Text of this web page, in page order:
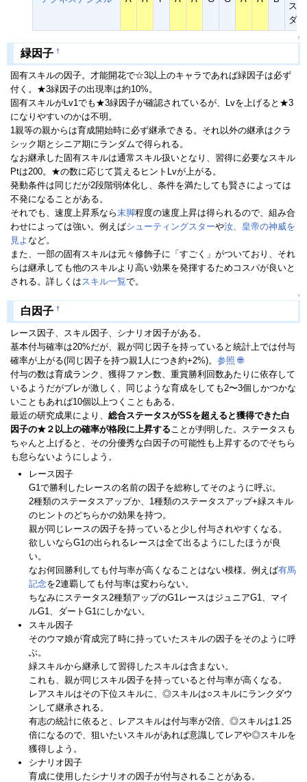
ス
ダ
↑
緑因子 †
固有スキルの因子。才能開花で☆3以上のキャラであれば緑因子は必ず
付く。★3緑因子の出現率は約10%。
固有スキルがLv1でも★3緑因子が確認されているが、Lvを上げると★3
になりやすいのかは不明。
1親等の親からは育成開始時に必ず継承できる。それ以外の継承はクラ
シック期とシニア期にランダムで得られる。
なお継承した固有スキルは通常スキル扱いとなり、習得に必要なスキル
Ptは200。★の数に応じて貰えるヒントLvが上がる。
発動条件は同じだが2段階弱体化し、条件を満たしても賢さによっては
不発になることがある。
それでも、速度上昇系なら末脚程度の速度上昇は得られるので、組み合
わせによっては強い。例えばシューティングスターや汝、皇帝の神威を
見よ など。
また、一部の固有スキルは元々修飾子に「すごく」がついており、それ
らは継承しても他のスキルより高い効果を発揮するためコスパが良いと
される。詳しくは スキル一覧で。
↑
白因子 †
レース因子、スキル因子、シナリオ因子がある。
基本付与確率は20%だが、親が同じ因子を持っていると統計上では付与
確率が上がる(同じ因子を持つ親1人につき約+2%)。 参照 🌐
付与の数は育成ランク、獲得ファン数、重賞勝利回数あたりに依存して
いるようだがブレが激しく、同じような育成をしても2〜3個しかつかな
いこともあれば10個以上つくこともある。
最近の研究成果により、 総合ステータスがSSを超えると獲得できた白
因子の★２以上の確率が格段に上昇する ことが判明した。ステータスも
ちゃんと上げると、その分優秀な白因子の可能性も上昇するのでそちら
も怠らないようにしよう。
レース因子
G1で勝利したレースの名前の因子を総称してそのように呼ぶ。
2種類のステータスアップか、1種類のステータスアップ+緑スキル
のヒントのどちらかの効果を持つ。
親が同じレースの因子を持っていると少し付与されやすくなる。
欲しいならG1の出られるレースは全て出るようにしたほうが良
い。
なお何回勝利しても付与率が高くなることはない模様。例えば有馬
記念を2連覇しても付与率は変わらない。
ちなみにステータス2種類アップのG1レースはジュニアG1、マイ
ルG1、ダートG1にしかない。
スキル因子
そのウマ娘が育成完了時に持っていたスキルの因子をそのように呼
ぶ。
緑スキルから継承して習得したスキルは含まない。
これも、親が同じスキル因子を持っていると付与率が高くなる。
レアスキルはその下位スキルに、◎スキルは○スキルにランクダウ
ンして継承される。
有志の統計に依ると、レアスキルは付与率が2倍、◎スキルは1.25
倍になるので、狙いたいスキルがあれば意識してレアや◎スキルを
獲得しよう。
シナリオ因子
育成に使用したシナリオの因子が付与されることがある。